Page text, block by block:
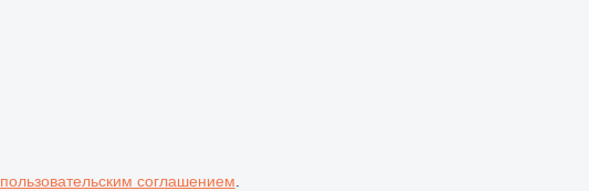
пользовательским соглашением